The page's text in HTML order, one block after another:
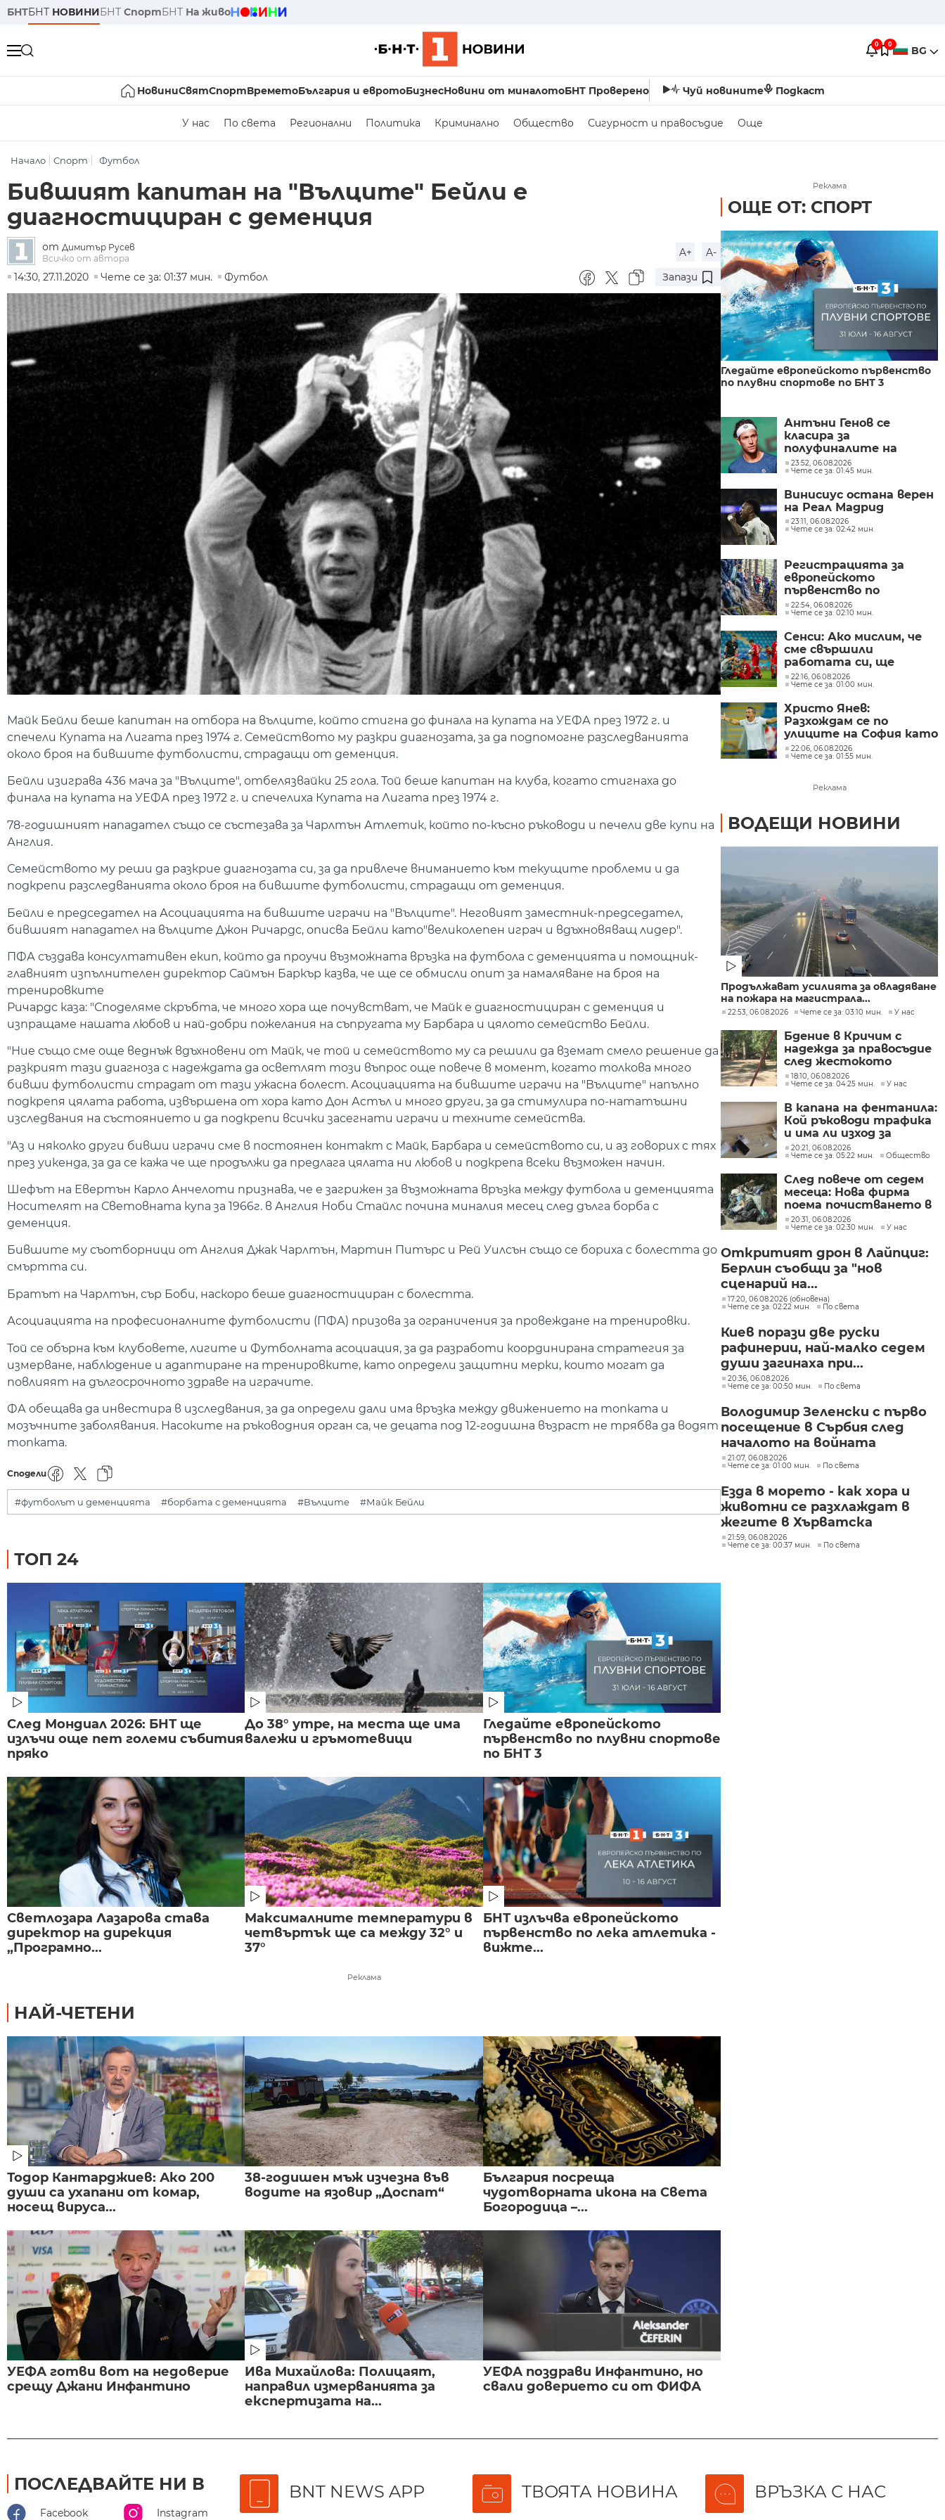
БНТБНТ НОВИНИБНТ СпортБНТ На живо
0 0 BG
НовиниСвятСпортВреметоБългария и евротоБизнесНовини от миналотоБНТ Проверено Чуй новините Подкаст
У нас По света Регионални Политика Криминално Общество Сигурност и правосъдие Още
Начало Спорт Футбол
Бившият капитан на "Вълците" Бейли е
диагностициран с деменция
от Димитър Русев
Всичко от автора
A+
A-
14:30, 27.11.2020
Чете се за: 01:37 мин. Футбол Запази
Майк Бейли беше капитан на отбора на вълците, който стигна до финала на купата на УЕФА през 1972 г. и
спечели Купата на Лигата през 1974 г. Семейството му разкри диагнозата, за да подпомогне разследванията
около броя на бившите футболисти, страдащи от деменция.
Бейли изиграва 436 мача за "Вълците", отбелязвайки 25 гола. Той беше капитан на клуба, когато стигнаха до
финала на купата на УЕФА през 1972 г. и спечелиха Купата на Лигата през 1974 г.
78-годишният нападател също се състезава за Чарлтън Атлетик, който по-късно ръководи и печели две купи на
Англия.
Семейството му реши да разкрие диагнозата си, за да привлече вниманието към текущите проблеми и да
подкрепи разследванията около броя на бившите футболисти, страдащи от деменция.
Бейли е председател на Асоциацията на бившите играчи на "Вълците". Неговият заместник-председател,
бившият нападател на вълците Джон Ричардс, описва Бейли като"великолепен играч и вдъхновяващ лидер".
ПФА създава консултативен екип, който да проучи възможната връзка на футбола с деменцията и помощник-
главният изпълнителен директор Саймън Баркър казва, че ще се обмисли опит за намаляване на броя на
тренировките
Ричардс каза: "Споделяме скръбта, че много хора ще почувстват, че Майк е диагностициран с деменция и
изпращаме нашата любов и най-добри пожелания на съпругата му Барбара и цялото семейство Бейли.
"Ние също сме още веднъж вдъхновени от Майк, че той и семейството му са решили да вземат смело решение да
разкрият тази диагноза с надеждата да осветлят този въпрос още повече в момент, когато толкова много
бивши футболисти страдат от тази ужасна болест. Асоциацията на бившите играчи на "Вълците" напълно
подкрепя цялата работа, извършена от хора като Дон Астъл и много други, за да стимулира по-нататъшни
изследвания на състоянието и да подкрепи всички засегнати играчи и техните семейства.
"Аз и няколко други бивши играчи сме в постоянен контакт с Майк, Барбара и семейството си, и аз говорих с тях
през уикенда, за да се кажа че ще продължи да предлага цялата ни любов и подкрепа всеки възможен начин.
Шефът на Евертън Карло Анчелоти признава, че е загрижен за възможната връзка между футбола и деменцията
Носителят на Световната купа за 1966г. в Англия Ноби Стайлс почина миналия месец след дълга борба с
деменция.
Бившите му съотборници от Англия Джак Чарлтън, Мартин Питърс и Рей Уилсън също се бориха с болестта до
смъртта си.
Братът на Чарлтън, сър Боби, наскоро беше диагностициран с болестта.
Асоциацията на професионалните футболисти (ПФА) призова за ограничения за провеждане на тренировки.
Той се обърна към клубовете, лигите и Футболната асоциация, за да разработи координирана стратегия за
измерване, наблюдение и адаптиране на тренировките, като определи защитни мерки, които могат да
повлияят на дългосрочното здраве на играчите.
ФА обещава да инвестира в изследвания, за да определи дали има връзка между движението на топката и
мозъчните заболявания. Насоките на ръководния орган са, че децата под 12-годишна възраст не трябва да водят
топката.
Сподели
#футболът и деменцията #борбата с деменцията #Вълците #Майк Бейли
ТОП 24
След Мондиал 2026: БНТ ще
излъчи още пет големи събития
пряко
До 38° утре, на места ще има
валежи и гръмотевици
Гледайте европейското
първенство по плувни спортове
по БНТ 3
Светлозара Лазарова става
директор на дирекция
„Програмно...
Максималните температури в
четвъртък ще са между 32° и
37°
БНТ излъчва европейското
първенство по лека атлетика -
вижте...
Реклама
НАЙ-ЧЕТЕНИ
Тодор Кантарджиев: Ако 200
души са ухапани от комар,
носещ вируса...
38-годишен мъж изчезна във
водите на язовир „Доспат“
България посреща
чудотворната икона на Света
Богородица –...
УЕФА готви вот на недоверие
срещу Джани Инфантино
Ива Михайлова: Полицаят,
направил измерванията за
експертизата на...
УЕФА поздрави Инфантино, но
свали доверието си от ФИФА
Реклама
ОЩЕ ОТ: СПОРТ
Гледайте европейското първенство
по плувни спортове по БНТ 3
Антъни Генов се
класира за
полуфиналите на
двойки в Пловдив
23:52, 06.08.2026
Чете се за: 01:45 мин.
Винисиус остана верен
на Реал Мадрид
23:11, 06.08.2026
Чете се за: 02:42 мин.
Регистрацията за
европейското
първенство по
спускане на Витоша
приключи
22:54, 06.08.2026
Чете се за: 02:10 мин.
Сенси: Ако мислим, че
сме свършили
работата си, ще
сгрешим
22:16, 06.08.2026
Чете се за: 01:00 мин.
Христо Янев:
Разхождам се по
улиците на София като
най-мразения човек в
държавата
22:06, 06.08.2026
Чете се за: 01:55 мин.
Реклама
ВОДЕЩИ НОВИНИ
Продължават усилията за овладяване
на пожара на магистрала...
22:53, 06.08.2026 Чете се за: 03:10 мин. У нас
Бдение в Кричим с
надежда за правосъдие
след жестокото
убийство на млад мъж
в Пловдив от
18:10, 06.08.2026
Чете се за: 04:25 мин.
У нас
В капана на фентанила:
Кой ръководи трафика
и има ли изход за
пристрастените?
20:21, 06.08.2026
Чете се за: 05:22 мин.
Общество
След повече от седем
месеца: Нова фирма
поема почистването в
столичните райони
"Слатина", "Подуяне" и
20:31, 06.08.2026
Чете се за: 02:30 мин.
У нас
Откритият дрон в Лайпциг:
Берлин съобщи за "нов
сценарий на...
17:20, 06.08.2026 (обновена)
Чете се за: 02:22 мин.
По света
Киев порази две руски
рафинерии, най-малко седем
души загинаха при...
20:36, 06.08.2026
Чете се за: 00:50 мин.
По света
Володимир Зеленски с първо
посещение в Сърбия след
началото на войната
21:07, 06.08.2026
Чете се за: 01:00 мин.
По света
Езда в морето - как хора и
животни се разхлаждат в
жегите в Хърватска
21:59, 06.08.2026
Чете се за: 00:37 мин.
По света
ПОСЛЕДВАЙТЕ НИ В
Facebook Instagram
BNT NEWS APP ТВОЯТА НОВИНА ВРЪЗКА С НАС